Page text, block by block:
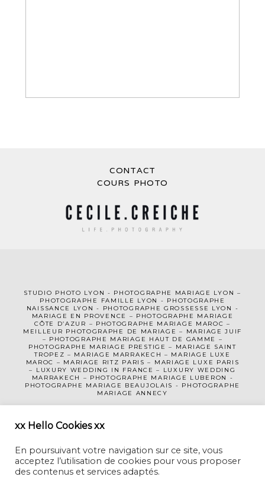
CONTACT
COURS PHOTO
STUDIO PHOTO LYON - PHOTOGRAPHE MA RIAGE LYON –
PHOTOGRAPHE FAMILLE LYON
- PHOTOGRAPHE
NAISSANCE LYON - PHOTOGRAPHE GROSSESSE LYON
-
MARIAGE EN PROVENCE
– PHOTOGRAPHE MARIAGE
CÔTE D’AZUR – PHOTOGRAPHE MARIAGE MAROC –
MEILLEUR PHOTOGRAPHE DE MARIAGE – MARIAGE JUIF
– PHOTOGRAPHE MARIAGE HAUT DE GAMME
–
PHOTOGRAPHE MARIAGE PRESTIGE – MARIAGE SAINT
TROPEZ – MARIAGE MARRAKECH – MARIAGE LUXE
MAROC
– MARIAGE RITZ PARIS – MARIAGE LUXE PARIS
– LUXURY WEDDING IN FRANCE – LUXURY WEDDING
MARRAKECH – PHOTOGRAPHE MARIAGE LUBERON -
PHOTOGRAPHE MARIAGE BEAUJOLAIS - PHOTOGRAPHE
MARIAGE ANNECY
xx Hello Cookies xx
En poursuivant votre navigation sur ce site, vous
acceptez l’utilisation de cookies pour vous proposer
des contenus et services adaptés.